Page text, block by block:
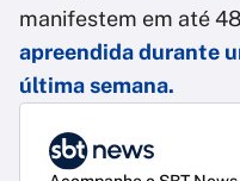
manifestem em até
apreendida durante
última semana.